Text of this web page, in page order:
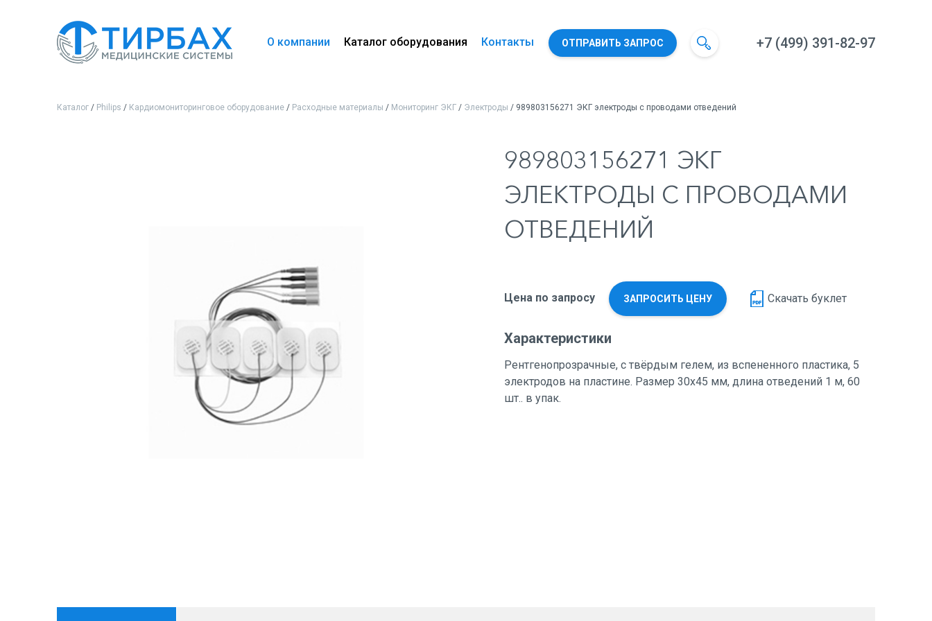
+7 (499) 391-82-97
О компании Каталог оборудования Контакты ОТПРАВИТЬ ЗАПРОС
Каталог / Philips / Кардиомониторинговое оборудование / Расходные материалы / Мониторинг ЭКГ / Электроды / 989803156271 ЭКГ электроды с проводами отведений
989803156271 ЭКГ
ЭЛЕКТРОДЫ С ПРОВОДАМИ
ОТВЕДЕНИЙ
Цена по запросу ЗАПРОСИТЬ ЦЕНУ Скачать буклет
Характеристики
Рентгенопрозрачные, с твёрдым гелем, из вспененного пластика, 5
электродов на пластине. Размер 30х45 мм, длина отведений 1 м, 60
шт.. в упак.